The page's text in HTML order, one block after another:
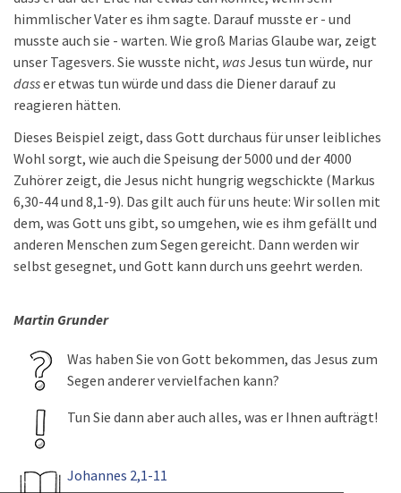
himmlischer Vater es ihm sagte. Darauf musste er - und
musste auch sie - warten. Wie groß Marias Glaube war, zeigt
unser Tagesvers. Sie wusste nicht, wasJesus tun würde, nur
dasser etwas tun würde und dass die Diener darauf zu
reagieren hätten.
Dieses Beispiel zeigt, dass Gott durchaus für unser leibliches
Wohl sorgt, wie auch die Speisung der 5000 und der 4000
Zuhörer zeigt, die Jesus nicht hungrig wegschickte (Markus
6,30-44 und 8,1-9). Das gilt auch für uns heute: Wir sollen mit
dem, was Gott uns gibt, so umgehen, wie es ihm gefällt und
anderen Menschen zum Segen gereicht. Dann werden wir
selbst gesegnet, und Gott kann durch uns geehrt werden.
Martin Grunder
Was haben Sie von Gott bekommen, das Jesus zum
Segen anderer vervielfachen kann?
Tun Sie dann aber auch alles, was er Ihnen aufträgt!
Johannes 2,1-11